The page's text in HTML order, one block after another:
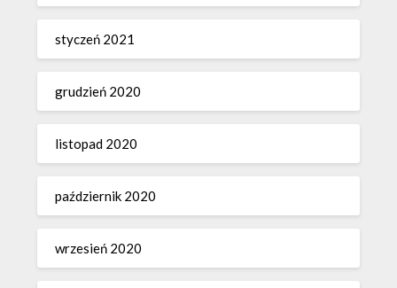
styczeń 2021
grudzień 2020
listopad 2020
październik 2020
wrzesień 2020